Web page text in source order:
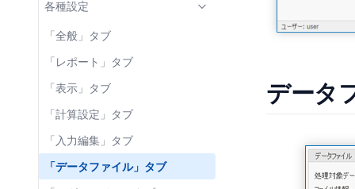
支給限度額残高一覧
児童生徒・世帯員一覧
管理外支給済額タブ
区分決定通知書パラメータ
支給回パラメータ
支給明細書パラメータ
児童生徒・世帯員一覧パラメー
世帯構成員更新シート 生成時パ
ラメータ
経費項目設定 詳細
金融機関 一覧
金融機関 詳細
支店 一覧
支店 詳細
各種設定
「全般」タブ
「レポート」タブ
「表示」タブ
「計算設定」タブ
「入力編集」タブ
「データファイル」タブ
データ